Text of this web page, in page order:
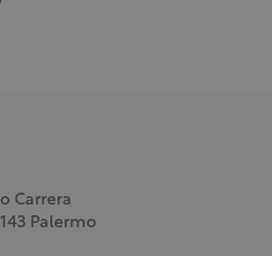
Carrera
Palermo